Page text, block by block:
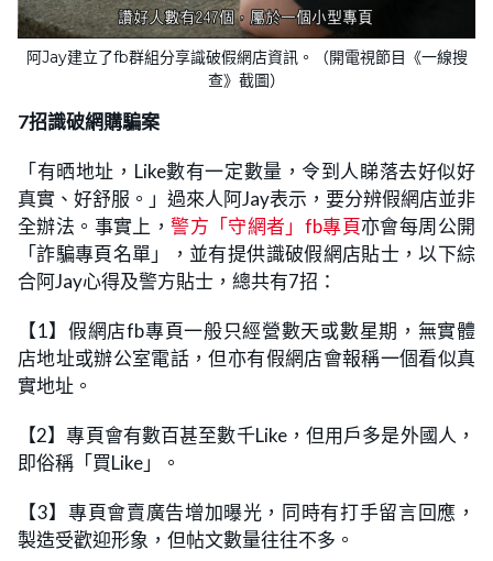
阿Jay建立了fb群組分享識破假網店資訊。（開電視節目《一線搜
查》截圖）
7招識破網購騙案
「有晒地址，Like數有一定數量，令到人睇落去好似好
真實、好舒服。」過來人阿Jay表示，要分辨假網店並非
全辦法。事實上，警方「守網者」fb專頁亦會每周公開
「詐騙專頁名單」，並有提供識破假網店貼士，以下綜
合阿Jay心得及警方貼士，總共有7招：
【1】假網店fb專頁一般只經營數天或數星期，無實體
店地址或辦公室電話，但亦有假網店會報稱一個看似真
實地址。
【2】專頁會有數百甚至數千Like，但用戶多是外國人，
即俗稱「買Like」。
【3】專頁會賣廣告增加曝光，同時有打手留言回應，
製造受歡迎形象，但帖文數量往往不多。